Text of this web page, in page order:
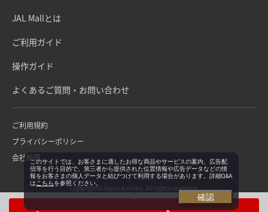
JAL Mallとは
ご利用ガイド
操作ガイド
よくあるご質問・お問い合わせ
ご利用規約
プライバシーポリシー
会社概要
Copyright©Japan Airlines. All rights reserved.
このサイトでは、お客さまに適したお得な商品やサービスの案内、広告配
信等を行う目的で、第三者から提供された位置情報や広告データなどの情
報をお客さまの個人データと結びつけて利用する場合があります。詳細Q&A
は こちらを参照ください。
確認